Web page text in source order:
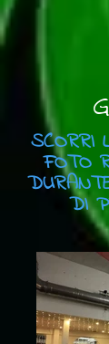
SCORRI
FOTO
DI